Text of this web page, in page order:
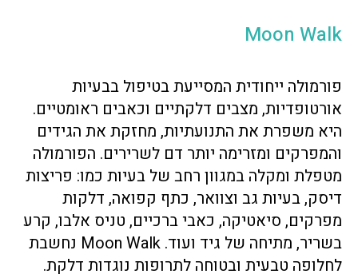
Moon Walk
פורמולה ייחודית המסייעת בטיפול בבעיות
אורטופדיות, מצבים דלקתיים וכאבים ראומטיים.
היא משפרת את התנועתיות, מחזקת את הגידים
והמפרקים ומזרימה יותר דם לשרירים. הפורמולה
מטפלת ומקלה במגוון רחב של בעיות כמו: פריצות
דיסק, בעיות גב וצוואר, כתף קפואה, דלקות
מפרקים, סיאטיקה, כאבי ברכיים, טניס אלבו, קרע
בשריר, מתיחה של גיד ועוד. Moon Walk נחשבת
לחלופה טבעית ובטוחה לתרופות נוגדות דלקת.